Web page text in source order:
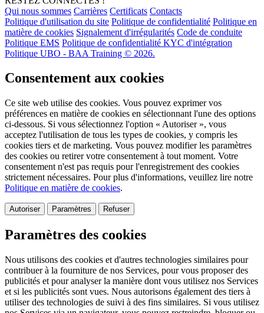
Qui nous sommes Carrières Certificats Contacts
Politique d'utilisation du site Politique de confidentialité Politique en
matière de cookies Signalement d'irrégularités Code de conduite
Politique EMS Politique de confidentialité KYC d'intégration
Politique UBO - BAA Training © 2026.
Consentement aux cookies
Ce site web utilise des cookies. Vous pouvez exprimer vos
préférences en matière de cookies en sélectionnant l'une des options
ci-dessous. Si vous sélectionnez l'option « Autoriser », vous
acceptez l'utilisation de tous les types de cookies, y compris les
cookies tiers et de marketing. Vous pouvez modifier les paramètres
des cookies ou retirer votre consentement à tout moment. Votre
consentement n'est pas requis pour l'enregistrement des cookies
strictement nécessaires. Pour plus d'informations, veuillez lire notre
Politique en matière de cookies.
Autoriser Paramètres Refuser
Paramètres des cookies
Nous utilisons des cookies et d'autres technologies similaires pour
contribuer à la fourniture de nos Services, pour vous proposer des
publicités et pour analyser la manière dont vous utilisez nos Services
et si les publicités sont vues. Nous autorisons également des tiers à
utiliser des technologies de suivi à des fins similaires. Si vous utilisez